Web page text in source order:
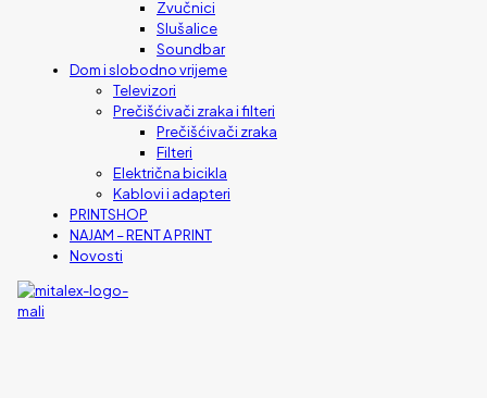
Zvučnici
Slušalice
Soundbar
Dom i slobodno vrijeme
Televizori
Prečišćivači zraka i filteri
Prečišćivači zraka
Filteri
Električna bicikla
Kablovi i adapteri
PRINTSHOP
NAJAM – RENT A PRINT
Novosti